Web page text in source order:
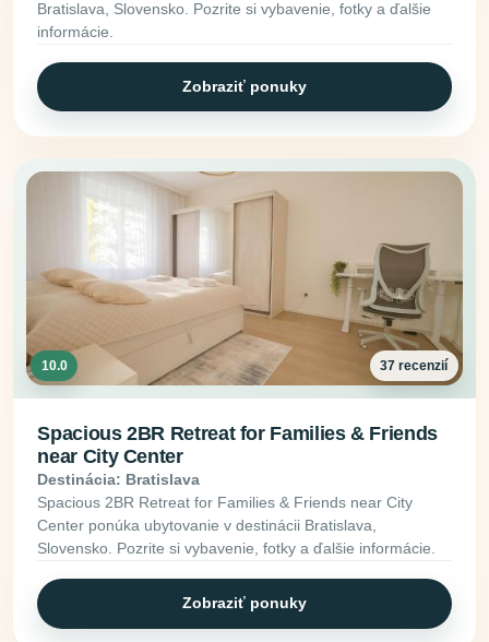
Bratislava, Slovensko. Pozrite si vybavenie, fotky a ďalšie
informácie.
Zobraziť ponuky
10.0 37 recenzií
Spacious 2BR Retreat for Families & Friends
near City Center
Destinácia: Bratislava
Spacious 2BR Retreat for Families & Friends near City
Center ponúka ubytovanie v destinácii Bratislava,
Slovensko. Pozrite si vybavenie, fotky a ďalšie informácie.
Zobraziť ponuky